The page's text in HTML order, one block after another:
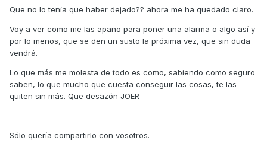
Que no lo tenía que haber dejado?? ahora me ha quedado claro.
Voy a ver como me las apaño para poner una alarma o algo así y
por lo menos, que se den un susto la próxima vez, que sin duda
vendrá.
Lo que más me molesta de todo es como, sabiendo como seguro
saben, lo que mucho que cuesta conseguir las cosas, te las
quiten sin más. Que desazón JOER
Sólo quería compartirlo con vosotros.